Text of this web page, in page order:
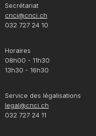
Secrétariat
cnci@cnci.ch
032 727 24 10
Horaires
08h00 - 11h30
13h30 - 16h30
Service des légalisations
legal@cnci.ch
032 727 24 11